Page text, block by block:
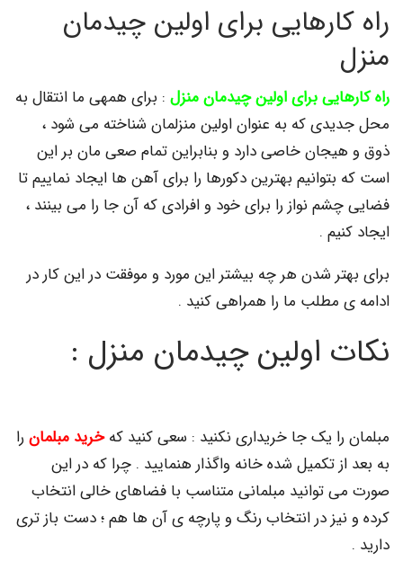
برای اولین چیدمان
برای اولین چیدمان منزل: برای همهی ما انتقال به
که به عنوان اولین منزلمان شناخته می شود ،
خاصی دارد و بنابراین تمام صعی مان بر این
بهترین دکورها را برای آهن ها ایجاد نماییم تا
نواز را برای خود و افرادی که آن جا را می بینند ،
.
شدن هر چه بیشتر این مورد و موفقت در این کار در
مطلب ما را همراهی کنید .
اولین چیدمان منزل :
یک جا خریداری نکنید : سعی کنید کهخرید مبلمانرا
تکمیل شده خانه واگذار هنمایید . چرا که در این
توانید مبلمانی متناسب با فضاهای خالی انتخاب
در انتخاب رنگ و پارچه ی آن ها هم ؛ دست باز تری